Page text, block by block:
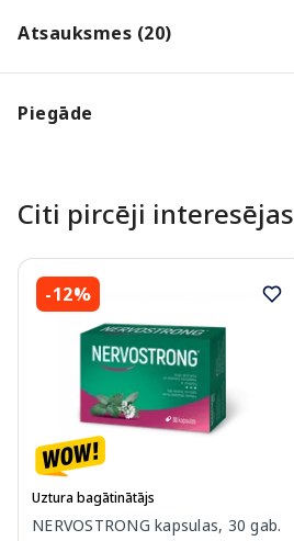
Atsauksmes (20)
Piegāde
Citi pircēji interesējas
-12%
Uztura bagātinātājs
NERVOSTRONG kapsulas, 30 gab.